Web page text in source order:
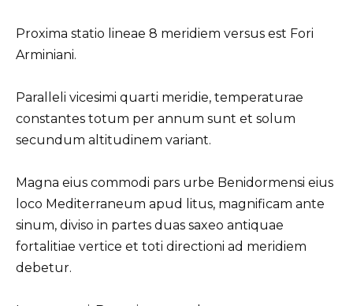
Proxima statio lineae 8 meridiem versus est Fori
Arminiani.
Paralleli vicesimi quarti meridie, temperaturae
constantes totum per annum sunt et solum
secundum altitudinem variant.
Magna eius commodi pars urbe Benidormensi eius
loco Mediterraneum apud litus, magnificam ante
sinum, diviso in partes duas saxeo antiquae
fortalitiae vertice et toti directioni ad meridiem
debetur.